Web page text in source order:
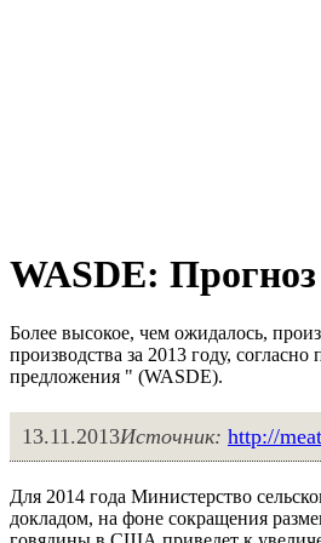
WASDE:
Более высокое, чем ожидалось,
производства за 2013 году,
предложения " (WASDE).
13.11.2013Источник: http://
Для 2014 года Министерство
докладом, на фоне сокращения